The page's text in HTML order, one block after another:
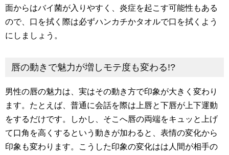
面からはバイ菌が入りやすく、炎症を起こす可能性もある
ので、口を拭く際は必ずハンカチかタオルで口を拭くよう
にしましょう。
唇の動きで魅力が増しモテ度も変わる!?
男性の唇の魅力は、実はその動き方で印象が大きく変わり
ます。たとえば、普通に会話を際は上唇と下唇が上下運動
をするだけです。しかし、そこへ唇の両端をキュッと上げ
て口角を高くするという動きが加わると、表情の変化から
印象も変わります。こうした印象の変化はは人間が相手の